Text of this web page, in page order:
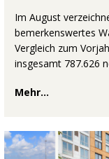
Im August
bemerkenswertes
Vergleich zum
insgesamt 787.626
Mehr...